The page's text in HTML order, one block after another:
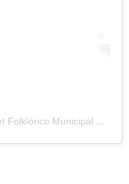
Una publicación compartida por Ballet Folklórico Municipal de Jcp. (@bfm.josecpaz)